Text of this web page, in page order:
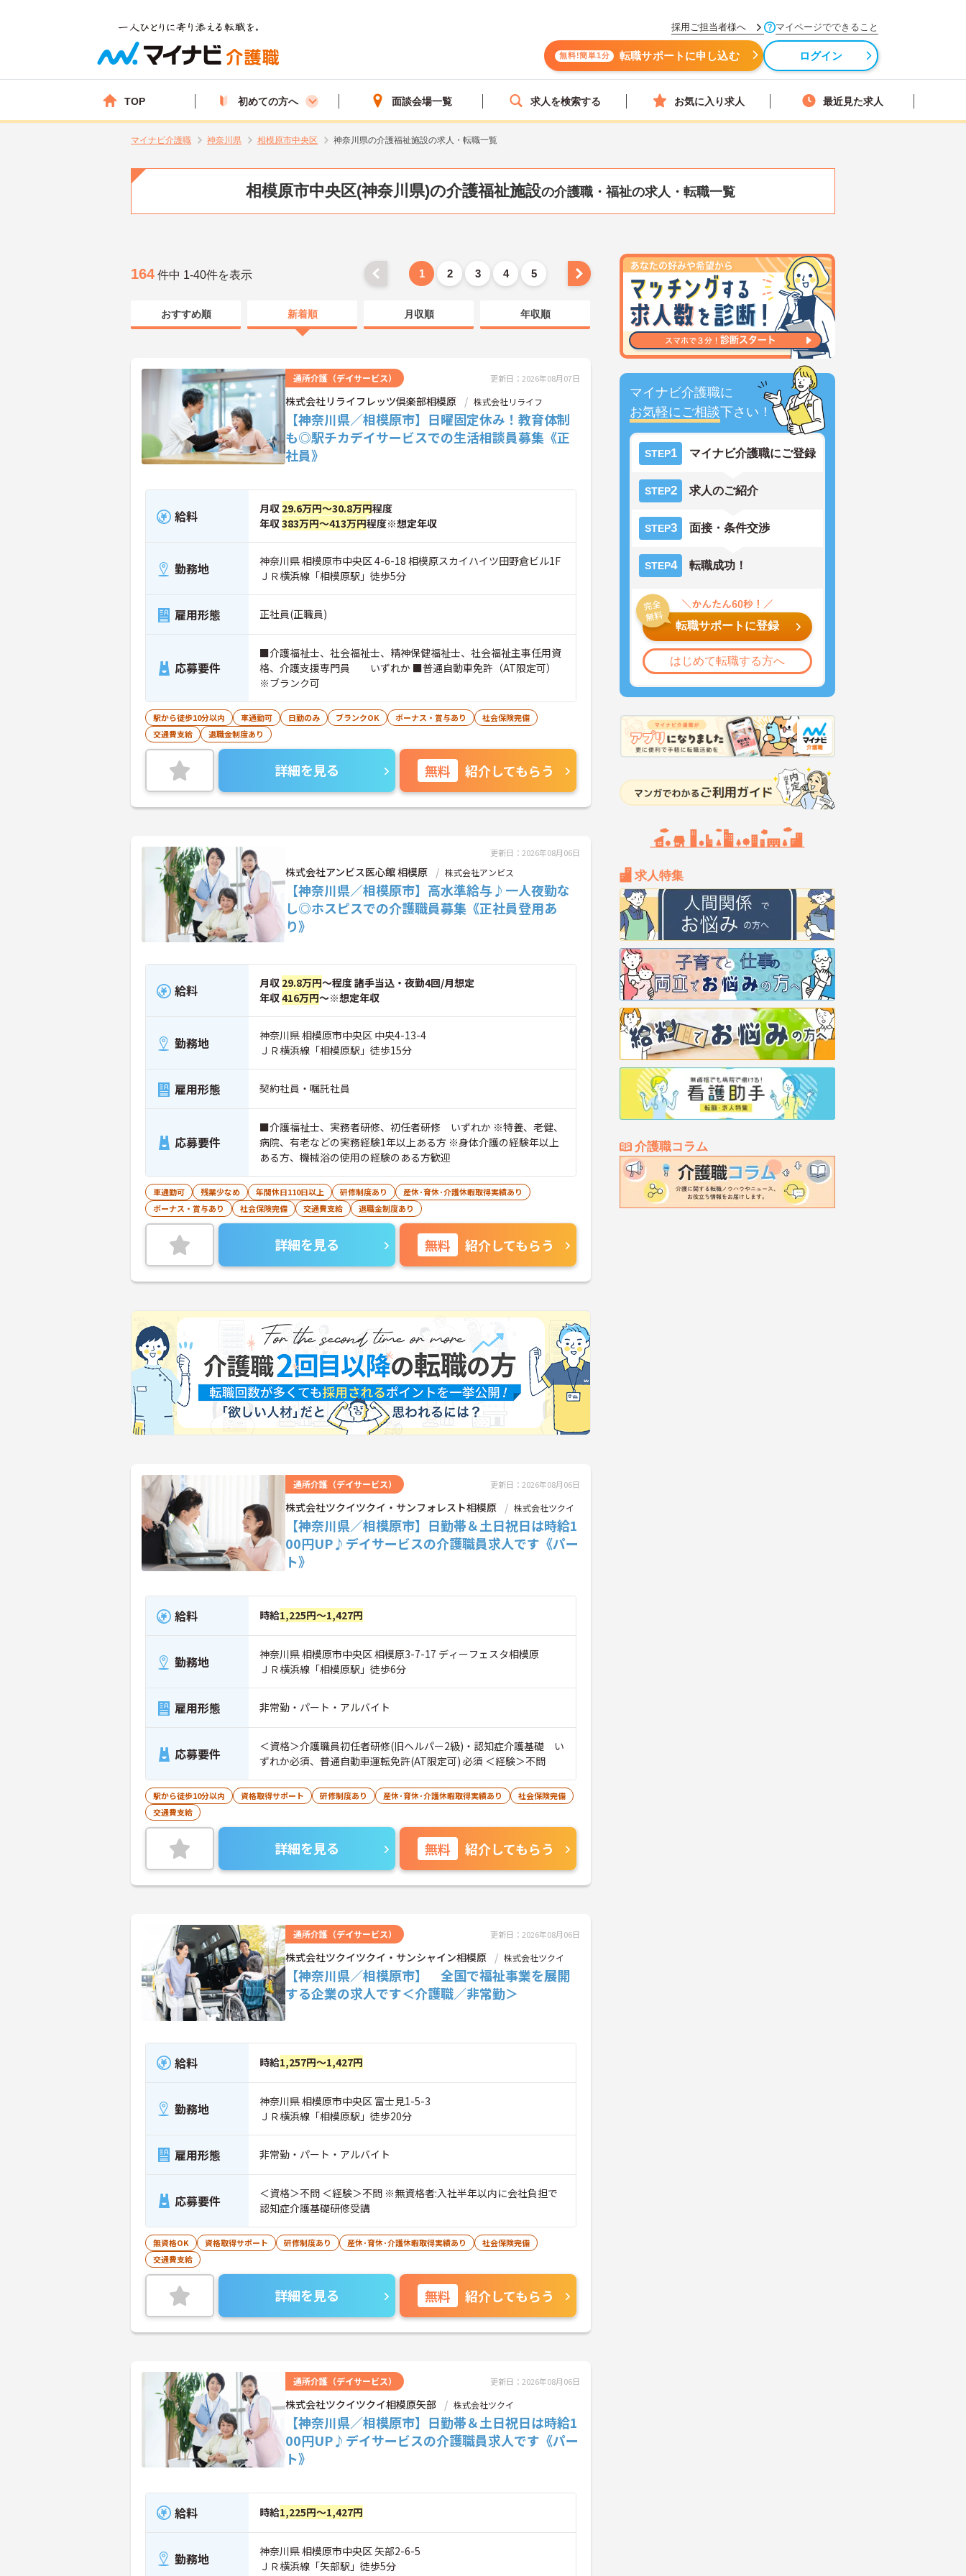
採用ご担当者様へ マイページでできること
無料!簡単1分 転職サポートに申し込む ログイン
TOP 初めての方へ 面談会場一覧 求人を検索する お気に入り求人 最近見た求人
マイナビ介護職 神奈川県 相模原市中央区 神奈川県の介護福祉施設の求人・転職一覧
相模原市中央区(神奈川県)の介護福祉施設の介護職・福祉の求人・転職一覧
マイナビ介護職に
お気軽にご相談下さい！
STEP1 マイナビ介護職にご登録
STEP2 求人のご紹介
STEP3 面接・条件交渉
STEP4 転職成功！
転職サポートに登録
はじめて転職する方へ
求人特集
介護職コラム
164 件中 1-40件を表示 1 2 3 4 5
おすすめ順 新着順 月収順 年収順
通所介護（デイサービス） 更新日：2026年08月07日
株式会社リライフレッツ倶楽部相模原 株式会社リライフ
【神奈川県／相模原市】日曜固定休み！教育体制
も◎駅チカデイサービスでの生活相談員募集《正
社員》
給料 月収 29.6万円～30.8万円程度
年収383万円～413万円程度※想定年収
勤務地
神奈川県 相模原市中央区 4-6-18 相模原スカイハイツ田野倉ビル1F
ＪＲ横浜線「相模原駅」徒歩5分
雇用形態 正社員(正職員)
応募要件
■介護福祉士、社会福祉士、精神保健福祉士、社会福祉主事任用資
格、介護支援専門員 いずれか ■普通自動車免許（AT限定可）
※ブランク可
駅から徒歩10分以内 車通勤可 日勤のみ ブランクOK ボーナス・賞与あり
社会保険完備
交通費支給
退職金制度あり
詳細を見る 無料 紹介してもらう
更新日：2026年08月06日
株式会社アンビス医心館 相模原 株式会社アンビス
【神奈川県／相模原市】高水準給与♪一人夜勤な
し◎ホスピスでの介護職員募集《正社員登用あ
り》
給料 月収 29.8万円～程度 諸手当込・夜勤4回/月想定
年収416万円～※想定年収
勤務地
神奈川県 相模原市中央区 中央4-13-4
ＪＲ横浜線「相模原駅」徒歩15分
雇用形態 契約社員・嘱託社員
応募要件
■介護福祉士、実務者研修、初任者研修 いずれか ※特養、老健、
病院、有老などの実務経験1年以上ある方 ※身体介護の経験年以上
ある方、機械浴の使用の経験のある方歓迎
車通勤可 残業少なめ 年間休日110日以上 研修制度あり
産休･育休･介護休暇取得実績あり
ボーナス・賞与あり
社会保険完備 交通費支給 退職金制度あり
詳細を見る 無料 紹介してもらう
通所介護（デイサービス） 更新日：2026年08月06日
株式会社ツクイツクイ・サンフォレスト相模原 株式会社ツクイ
【神奈川県／相模原市】日勤帯＆土日祝日は時給1
00円UP♪デイサービスの介護職員求人です《パー
ト》
給料 時給1,225円～1,427円
勤務地
神奈川県 相模原市中央区 相模原3-7-17 ディーフェスタ相模原
ＪＲ横浜線「相模原駅」徒歩6分
雇用形態 非常勤・パート・アルバイト
応募要件
＜資格＞介護職員初任者研修(旧ヘルパー2級)・認知症介護基礎 い
ずれか必須、普通自動車運転免許(AT限定可) 必須 ＜経験＞不問
駅から徒歩10分以内 資格取得サポート 研修制度あり 産休･育休･介護休暇取得実績あり
社会保険完備
交通費支給
詳細を見る 無料 紹介してもらう
通所介護（デイサービス） 更新日：2026年08月06日
株式会社ツクイツクイ・サンシャイン相模原 株式会社ツクイ
【神奈川県／相模原市】 全国で福祉事業を展開
する企業の求人です＜介護職／非常勤＞
給料 時給1,257円～1,427円
勤務地
神奈川県 相模原市中央区 富士見1-5-3
ＪＲ横浜線「相模原駅」徒歩20分
雇用形態 非常勤・パート・アルバイト
応募要件
＜資格＞不問 ＜経験＞不問 ※無資格者:入社半年以内に会社負担で
認知症介護基礎研修受講
無資格OK 資格取得サポート 研修制度あり 産休･育休･介護休暇取得実績あり
社会保険完備
交通費支給
詳細を見る 無料 紹介してもらう
通所介護（デイサービス） 更新日：2026年08月06日
株式会社ツクイツクイ相模原矢部 株式会社ツクイ
【神奈川県／相模原市】日勤帯＆土日祝日は時給1
00円UP♪デイサービスの介護職員求人です《パー
ト》
給料 時給1,225円～1,427円
勤務地
神奈川県 相模原市中央区 矢部2-6-5
ＪＲ横浜線「矢部駅」徒歩5分